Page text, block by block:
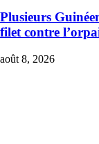
Plusieurs
filet contre
août 8, 2026